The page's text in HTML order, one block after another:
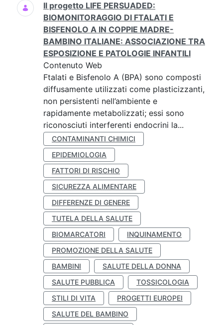
Il progetto LIFE PERSUADED:
BIOMONITORAGGIO DI FTALATI E
BISFENOLO A IN COPPIE MADRE-
BAMBINO ITALIANE: ASSOCIAZIONE TRA
ESPOSIZIONE E PATOLOGIE INFANTILI
Contenuto Web
Ftalati e Bisfenolo A (BPA) sono composti
diffusamente utilizzati come plasticizzanti,
non persistenti nell’ambiente e
rapidamente metabolizzati; essi sono
riconosciuti interferenti endocrini la...
CONTAMINANTI CHIMICI
EPIDEMIOLOGIA
FATTORI DI RISCHIO
SICUREZZA ALIMENTARE
DIFFERENZE DI GENERE
TUTELA DELLA SALUTE
BIOMARCATORI
INQUINAMENTO
PROMOZIONE DELLA SALUTE
BAMBINI
SALUTE DELLA DONNA
SALUTE PUBBLICA
TOSSICOLOGIA
STILI DI VITA
PROGETTI EUROPEI
SALUTE DEL BAMBINO